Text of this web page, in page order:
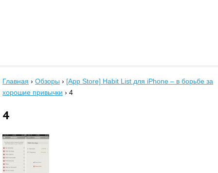
Главная › Обзоры › [App Store] Habit List для iPhone – в борьбе за
хорошие привычки › 4
4